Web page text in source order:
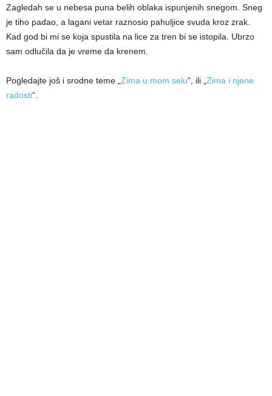
Zagledah se u nebesa puna belih oblaka ispunjenih snegom. Sneg
je tiho padao, a lagani vetar raznosio pahuljice svuda kroz zrak.
Kad god bi mi se koja spustila na lice za tren bi se istopila. Ubrzo
sam odlučila da je vreme da krenem.
Pogledajte još i srodne teme „ Zima u mom selu“, ili „ Zima i njene
radosti“.